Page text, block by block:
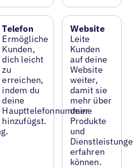
Telefon
Ermögliche
Kunden,
dich leicht
zu
erreichen,
indem du
deine
Haupttelefonnummer
hinzufügst.
Website
Leite
Kunden
auf deine
Website
weiter,
damit sie
mehr über
deine
Produkte
und
erfahren
können.